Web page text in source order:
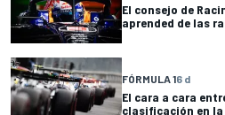
El consejo de
aprended de las
FÓRMULA 16 d
El cara a cara
clasificación en la